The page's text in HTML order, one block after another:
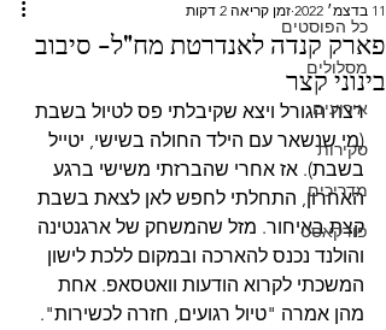
כל הפוסטים
מסלולים
אירועים
סקירות
מדריכים
פודקאסט
פארק קנדה לאנדרטת מח"ל- סיבוב
בינוני קצר
11 בדצמ׳ 2022 זמן קריאה 2 דקות
רצה הגורל ויצא שקיבלתי פס לטיול בשבת
(מי שנשאר עם הילד החולה בשישי, יטייל
בשבת). אז אחרי שהברזתי משישי ברגע
האחרון, התחלתי לחפש לאן לצאת בשבת
קצת באיחור. מזל שהמשחק של ארגנטינה
והולנד נכנס להארכה ובמקום ללכת לישון
המשכתי לקרוא הודעות וואטסאפ. אחת
מהן אמרה "טיול רגועים, חזרה לכשירות".